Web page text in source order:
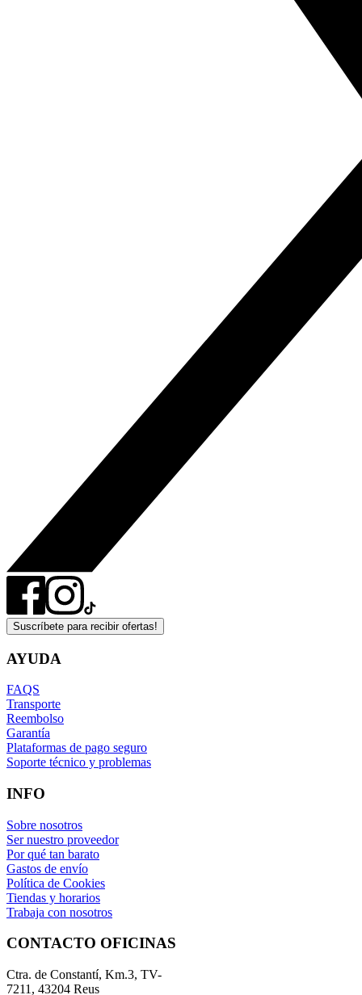
Suscríbete para recibir ofertas!
AYUDA
FAQS
Transporte
Reembolso
Garantía
Plataformas de pago seguro
Soporte técnico y problemas
INFO
Sobre nosotros
Ser nuestro proveedor
Por qué tan barato
Gastos de envío
Política de Cookies
Tiendas y horarios
Trabaja con nosotros
CONTACTO OFICINAS
Ctra. de Constantí, Km.3, TV-
7211, 43204 Reus